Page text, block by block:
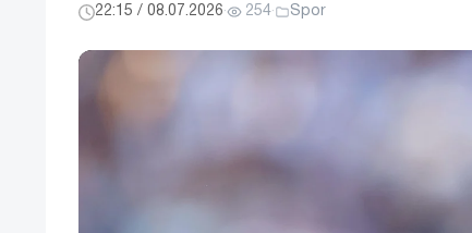
22:15 / 08.07.2026· 254· Spor